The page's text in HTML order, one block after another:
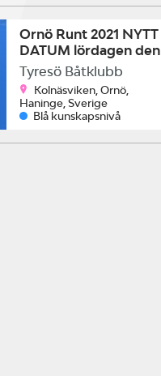
Ornö Runt 2021 NYTT
DATUM lördagen den
21 augusti
Tyresö Båtklubb
Kolnäsviken, Ornö,
Haninge, Sverige
Blå kunskapsnivå